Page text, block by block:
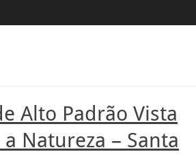
Alto Padrão Vista
Natureza – Santa